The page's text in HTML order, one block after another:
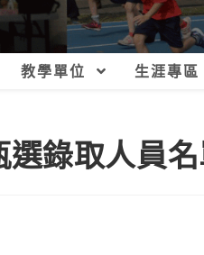
教學單位 生涯專區
錄取人員